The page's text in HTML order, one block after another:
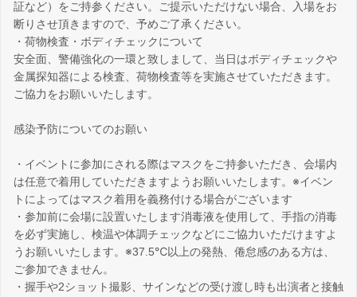
証など）をご持参ください。ご提示いただけない場合、入場をお
断りさせ頂きますので、予めご了承ください。
・荷物検査・ボディチェックについて
安全面、警備強化の一環と致しまして、当日はボディチェックや
金属探知器による検査、荷物検査等を実施させていただきます。
ご協力をお願いいたします。
感染予防についてのお願い
・イベントに参加にされる際はマスクをご持参いただき、会場内
は任意で着用していただきますようお願いいたします。※イベン
トによってはマスク着用を義務付ける場合がございます
・参加前に会場に設置いたします消毒液を使用して、手指の消毒
を必ず実施し、検温や体調チェックなどにご協力いただけますよ
うお願いいたします。※37.5℃以上の発熱、倦怠感のある方は、
ご参加できません。
・握手や2ショット撮影、サインなどの受け渡し時も出演者と接触